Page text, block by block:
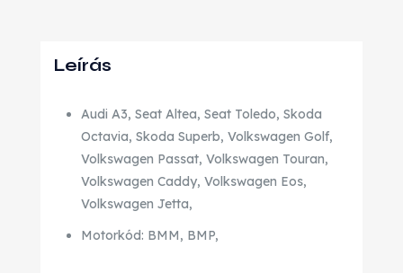
Leírás
Audi A3, Seat Altea, Seat Toledo, Skoda
Octavia, Skoda Superb, Volkswagen Golf,
Volkswagen Passat, Volkswagen Touran,
Volkswagen Caddy, Volkswagen Eos,
Volkswagen Jetta,
Motorkód: BMM, BMP,